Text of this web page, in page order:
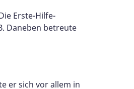
Erste-Hilfe-
Daneben betreute
er sich vor allem in